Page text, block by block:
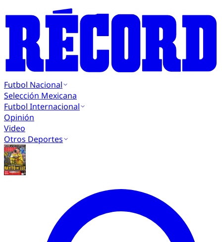
Futbol Nacional
Selección Mexicana
Futbol Internacional
Opinión
Video
Otros Deportes